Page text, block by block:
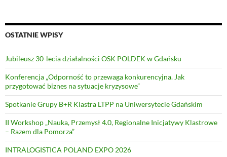
OSTATNIE WPISY
Jubileusz 30-lecia działalności OSK POLDEK w Gdańsku
Konferencja „Odporność to przewaga konkurencyjna. Jak
przygotować biznes na sytuacje kryzysowe”
Spotkanie Grupy B+R Klastra LTPP na Uniwersytecie Gdańskim
II Workshop „Nauka, Przemysł 4.0, Regionalne Inicjatywy Klastrowe
– Razem dla Pomorza”
INTRALOGISTICA POLAND EXPO 2026